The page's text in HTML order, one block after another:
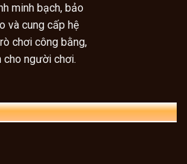
minh bạch, bảo
và cung cấp hệ
chơi công bằng,
cho người chơi.